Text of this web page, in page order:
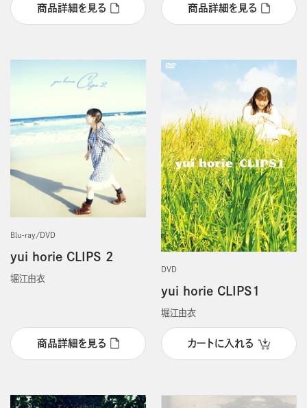
商品詳細を見る 商品詳細を見る
Blu-ray/DVD
yui horie CLIPS 2
堀江由衣
商品詳細を見る
DVD
yui horie CLIPS1
堀江由衣
カートに入れる